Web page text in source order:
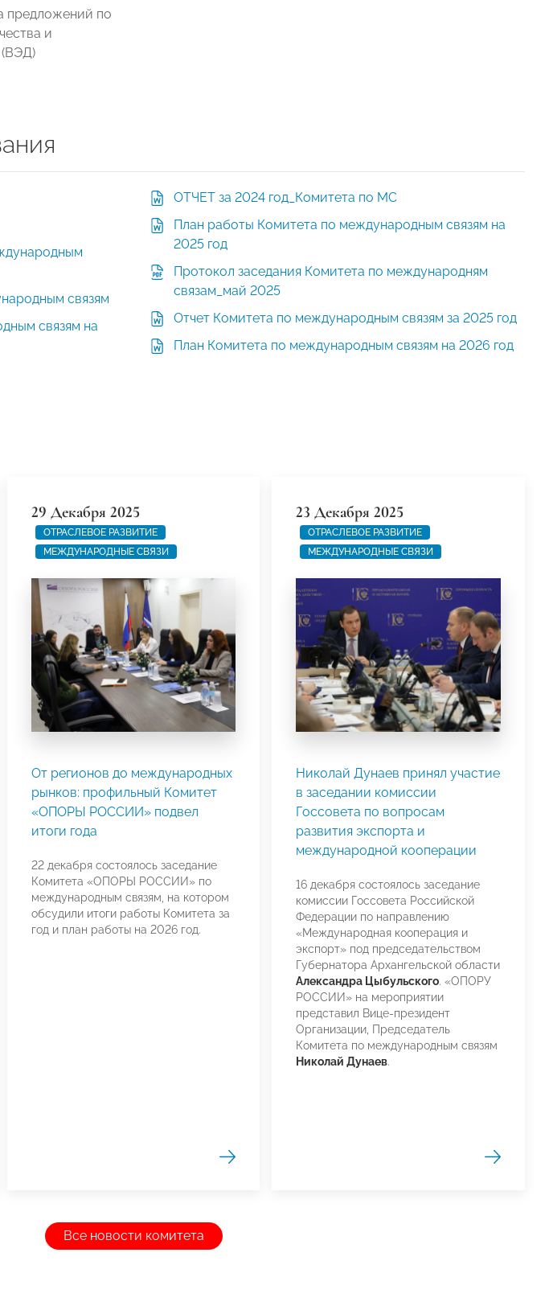
предложений по
и
(ВЭД)
связям
связям на
ОТЧЕТ за 2024 год_Комитета по МС
План работы Комитета по международным связям на
2025 год
Протокол заседания Комитета по международням
связам_май 2025
Отчет Комитета по международным связям за 2025 год
План Комитета по международным связям на 2026 год
29 Декабря 2025
ОТРАСЛЕВОЕ РАЗВИТИЕ
МЕЖДУНАРОДНЫЕ СВЯЗИ
От регионов до международных
рынков: профильный Комитет
«ОПОРЫ РОССИИ» подвел
итоги года
22 декабря состоялось заседание
Комитета «ОПОРЫ РОССИИ» по
международным связям, на котором
обсудили итоги работы Комитета за
год и план работы на 2026 год.
23 Декабря 2025
ОТРАСЛЕВОЕ РАЗВИТИЕ
МЕЖДУНАРОДНЫЕ СВЯЗИ
Николай Дунаев принял участие
в заседании комиссии
Госсовета по вопросам
развития экспорта и
международной кооперации
16 декабря состоялось заседание
комиссии Госсовета Российской
Федерации по направлению
«Международная кооперация и
экспорт» под председательством
Губернатора Архангельской области
Александра Цыбульского. «ОПОРУ
РОССИИ» на мероприятии
представил Вице-президент
Организации, Председатель
Комитета по международным связям
Николай Дунаев.
Все новости комитета